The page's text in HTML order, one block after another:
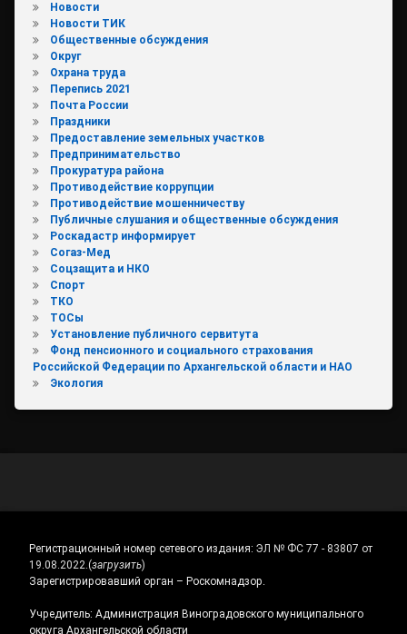
Новости
Новости ТИК
Общественные обсуждения
Округ
Охрана труда
Перепись 2021
Почта России
Праздники
Предоставление земельных участков
Предпринимательство
Прокуратура района
Противодействие коррупции
Противодействие мошенничеству
Публичные слушания и общественные обсуждения
Роскадастр информирует
Согаз-Мед
Соцзащита и НКО
Спорт
ТКО
ТОСы
Установление публичного сервитута
Фонд пенсионного и социального страхования
Российской Федерации по Архангельской области и НАО
Экология
Регистрационный номер сетевого издания: ЭЛ № ФС 77 - 83807 от
19.08.2022.(загрузить)
Зарегистрировавший орган – Роскомнадзор.
Учредитель: Администрация Виноградовского муниципального
округа Архангельской области